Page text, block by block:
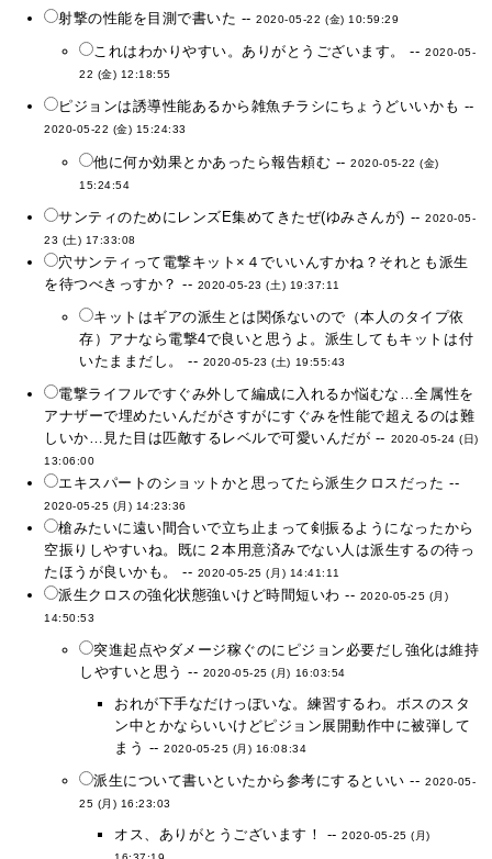
射撃の性能を目測で書いた --2020-05-22 (金) 10:59:29
これはわかりやすい。ありがとうございます。 -- 2020-05-
22 (金) 12:18:55
ピジョンは誘導性能あるから雑魚チラシにちょうどいいかも --
2020-05-22 (金) 15:24:33
他に何か効果とかあったら報告頼む --2020-05-22 (金)
15:24:54
サンティのためにレンズE集めてきたぜ(ゆみさんが) --2020-05-
23 (土) 17:33:08
穴サンティって電撃キット×４でいいんすかね？それとも派生
を待つべきっすか？ -- 2020-05-23 (土) 19:37:11
キットはギアの派生とは関係ないので（本人のタイプ依
存）アナなら電撃4で良いと思うよ。派生してもキットは付
いたままだし。 -- 2020-05-23 (土) 19:55:43
電撃ライフルですぐみ外して編成に入れるか悩むな…全属性を
アナザーで埋めたいんだがさすがにすぐみを性能で超えるのは難
しいか…見た目は匹敵するレベルで可愛いんだが -- 2020-05-24 (日)
13:06:00
エキスパートのショットかと思ってたら派生クロスだった --
2020-05-25 (月) 14:23:36
槍みたいに遠い間合いで立ち止まって剣振るようになったから
空振りしやすいね。既に２本用意済みでない人は派生するの待っ
たほうが良いかも。 -- 2020-05-25 (月) 14:41:11
派生クロスの強化状態強いけど時間短いわ -- 2020-05-25 (月)
14:50:53
突進起点やダメージ稼ぐのにピジョン必要だし強化は維持
しやすいと思う -- 2020-05-25 (月) 16:03:54
おれが下手なだけっぽいな。練習するわ。ボスのスタ
ン中とかならいいけどピジョン展開動作中に被弾して
まう --2020-05-25 (月) 16:08:34
派生について書いといたから参考にするといい -- 2020-05-
25 (月) 16:23:03
オス、ありがとうございます！ --2020-05-25 (月)